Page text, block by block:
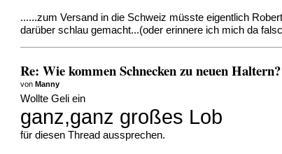
......zum Versand in die Schweiz müsste eigentlich
darüber schlau gemacht...(oder erinnere ich mich da
Re: Wie kommen Schnecken zu neuen
vonManny
Wollte Geli ein
ganz,ganz großes Lob
für diesen Thread aussprechen.